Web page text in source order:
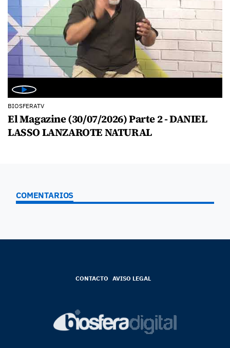
BIOSFERATV
El Magazine (30/07/2026) Parte 2 - DANIEL
LASSO LANZAROTE NATURAL
COMENTARIOS
CONTACTO AVISO LEGAL